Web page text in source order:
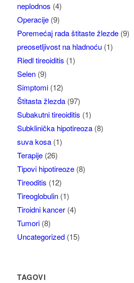
neplodnos (4)
Operacije(9)
Poremećaj rada štitaste žlezde(9)
preosetljivost na hladnoću(1)
Riedl tireoiditis (1)
Selen(9)
Simptomi(12)
Štitasta žlezda(97)
Subakutni tireoiditis (1)
Subklinička hipotireoza(8)
suva kosa(1)
Terapije(26)
Tipovi hipotireoze(8)
Tireoditis (12)
Tireoglobulin(1)
Tiroidni kancer(4)
Tumori(8)
Uncategorized(15)
TAGOVI